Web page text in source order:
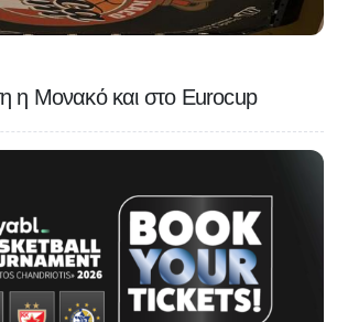
η Μονακό και στο Eurocup